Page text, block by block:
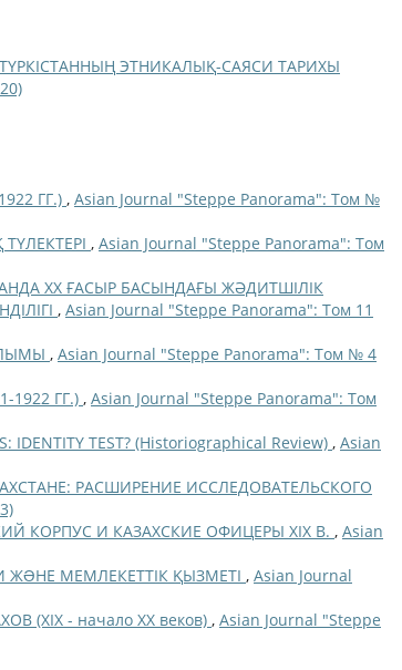
ЭТНИКАЛЫҚ-САЯСИ ТАРИХЫ
ГГ.) , Asian Journal "Steppe Panorama": Том №
, Asian Journal "Steppe Panorama": Том
ХХ ҒАСЫР БАСЫНДАҒЫ ЖӘДИТШІЛІК
, Asian Journal "Steppe Panorama": Том 11
, Asian Journal "Steppe Panorama": Том № 4
ГГ.) , Asian Journal "Steppe Panorama": Том
IDENTITY TEST? (Historiographical Review) , Asian
РАСШИРЕНИЕ ИССЛЕДОВАТЕЛЬСКОГО
КОРПУС И КАЗАХСКИЕ ОФИЦЕРЫ XIX В. , Asian
МЕМЛЕКЕТТІК ҚЫЗМЕТІ , Asian Journal
(XIX - начало XX веков) , Asian Journal "Steppe